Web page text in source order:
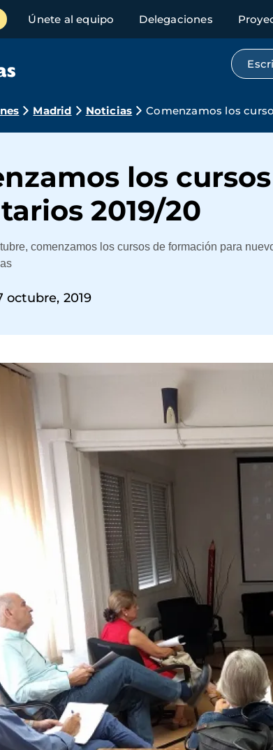
Únete al equipo Delegaciones
Madrid Noticias Comenzamos los
los
2019/20
comenzamos los cursos de formación para
octubre, 2019